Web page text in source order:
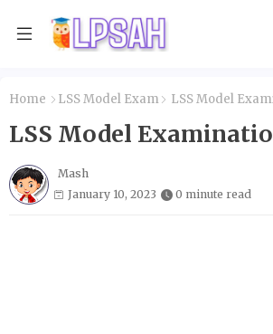
Home LSS Model Exam LSS Model
LSS Model
Mash
January 10, 2023
0 minute read